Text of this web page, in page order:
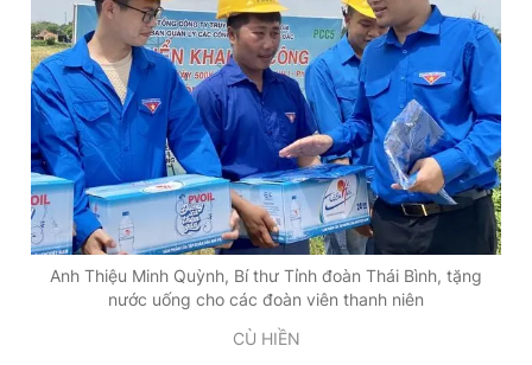
Anh Thiệu Minh Quỳnh, Bí thư Tỉnh đoàn Thái Bình, tặng
nước uống cho các đoàn viên thanh niên
CÙ HIỀN